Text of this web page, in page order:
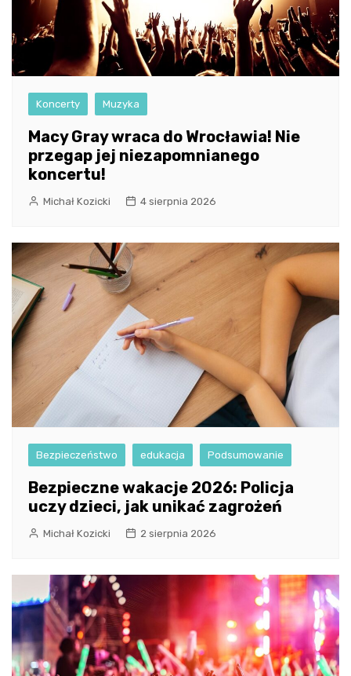
Koncerty Muzyka
Macy Gray wraca do Wrocławia! Nie
przegap jej niezapomnianego
koncertu!
Michał Kozicki 4 sierpnia 2026
Bezpieczeństwo edukacja Podsumowanie
Bezpieczne wakacje 2026: Policja
uczy dzieci, jak unikać zagrożeń
Michał Kozicki 2 sierpnia 2026